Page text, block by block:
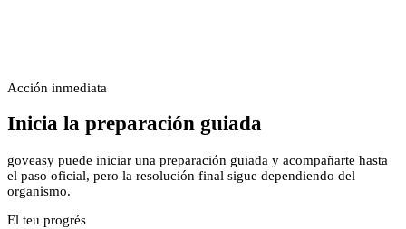
Acción inmediata
Inicia la preparación guiada
goveasy puede iniciar una preparación guiada y acompañarte hasta
el paso oficial, pero la resolución final sigue dependiendo del
organismo.
El teu progrés